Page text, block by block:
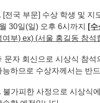
[전국 부문] 수상 학생 및 지
30일(일) 오후 6시까지
[
여부) ex) (서울 홍길동 참석
자 회신으로 시상식 참석
능하므로 수상자께서는 반
불가피한 사정으로 시상식